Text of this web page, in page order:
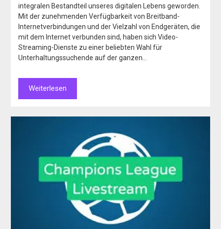
integralen Bestandteil unseres digitalen Lebens geworden.
Mit der zunehmenden Verfügbarkeit von Breitband-
Internetverbindungen und der Vielzahl von Endgeräten, die
mit dem Internet verbunden sind, haben sich Video-
Streaming-Dienste zu einer beliebten Wahl für
Unterhaltungssuchende auf der ganzen…
Weiterlesen